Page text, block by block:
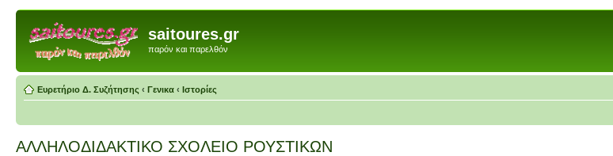
saitoures.gr
παρόν και παρελθόν
Ευρετήριο Δ. Συζήτησης ‹ Γενικα ‹ Ιστορίες
ΑΛΛΗΛΟΔΙΔΑΚΤΙΚΟ ΣΧΟΛΕΙΟ ΡΟΥΣΤΙΚΩΝ